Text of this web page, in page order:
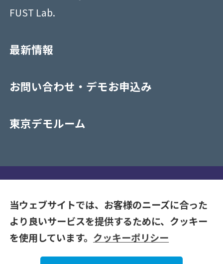
FUST Lab.
最新情報
お問い合わせ・デモお申込み
東京デモルーム
Reserve.
当ウェブサイトでは、お客様のニーズに合った
より良いサービスを提供するために、クッキー
を使用しています。 クッキーポリシー